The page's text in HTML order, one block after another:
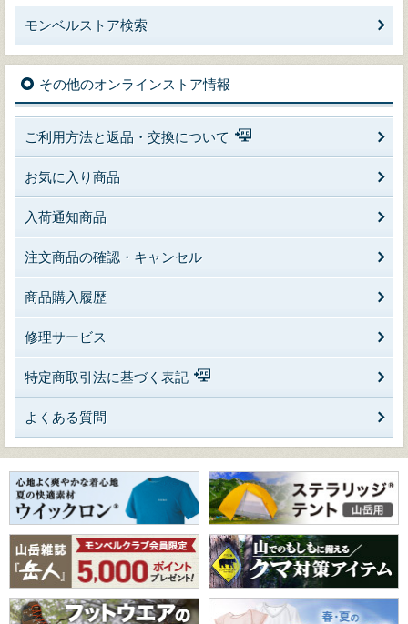
モンベルストア検索
その他のオンラインストア情報
ご利用方法と返品・交換について
お気に入り商品
入荷通知商品
注文商品の確認・キャンセル
商品購入履歴
修理サービス
特定商取引法に基づく表記
よくある質問